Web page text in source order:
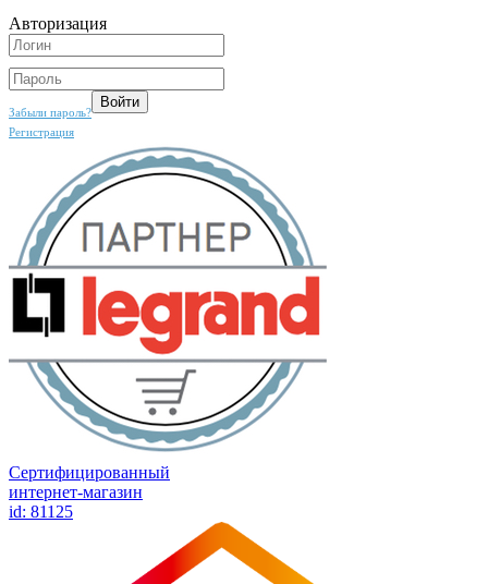
Авторизация
Забыли пароль?
Регистрация
Сертифицированный
интернет-магазин
id: 81125